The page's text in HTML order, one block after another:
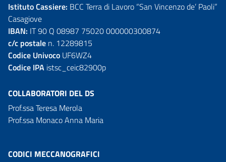
Istituto Cassiere: BCC Terra di Lavoro “San Vincenzo de’ Paoli”
Casagiove
IBAN: IT 90 Q 08987 75020 000000300874
c/c postale n. 12289815
Codice Univoco UF6WZ4
Codice IPA istsc_ceic82900p
COLLABORATORI DEL DS
Prof.ssa Teresa Merola
Prof.ssa Monaco Anna Maria
CODICI MECCANOGRAFICI